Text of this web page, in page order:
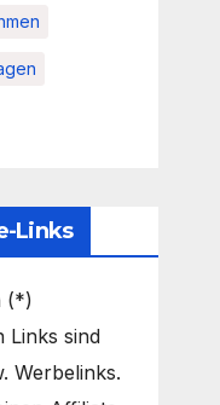
Links
(*)
Links sind
Werbelinks.